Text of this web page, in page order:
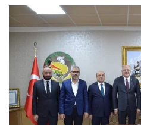
Ulusalhaber
Siyaset
Ekonomi
Spor